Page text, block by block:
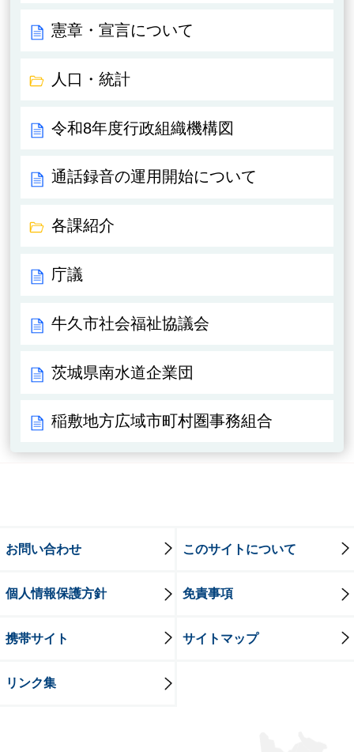
憲章・宣言について
人口・統計
令和8年度行政組織機構図
通話録音の運用開始について
各課紹介
庁議
牛久市社会福祉協議会
茨城県南水道企業団
稲敷地方広域市町村圏事務組合
お問い合わせ このサイトについて
個人情報保護方針 免責事項
携帯サイト サイトマップ
リンク集